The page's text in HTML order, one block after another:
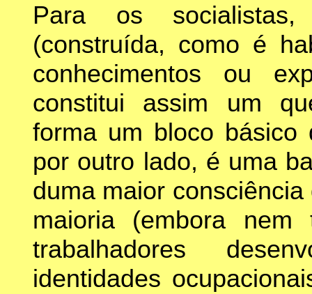
Para os socialistas,
(construída, como é
conhecimentos ou
constitui assim um
forma um bloco básico
por outro lado, é uma
duma maior
maioria (embora nem
trabalhadores
identidades